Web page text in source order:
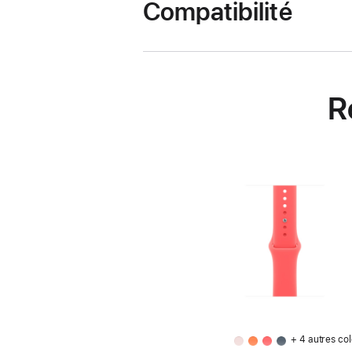
Compatibilité
+ 4 autres